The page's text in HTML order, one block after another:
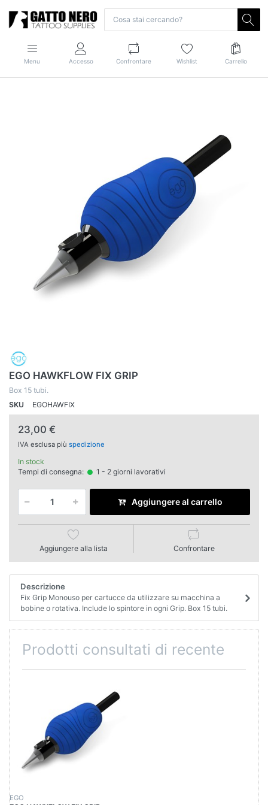
Menu Accesso Confrontare Wishlist Carrello
EGO HAWKFLOW FIX GRIP
Box 15 tubi.
SKU
EGOHAWFIX
23,00 €
IVA esclusa più spedizione
In stock
Tempi di consegna:
1 - 2 giorni lavorativi
Aggiungere al carrello
Aggiungere alla lista Confrontare
Descrizione
Fix Grip Monouso per cartucce da utilizzare su macchina a
bobine o rotativa. Include lo spintore in ogni Grip. Box 15 tubi.
Prodotti consultati di recente
EGO